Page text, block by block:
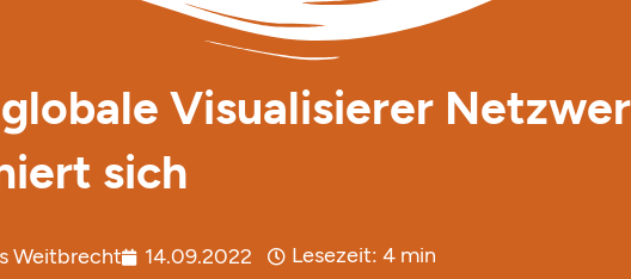
globale Visualisierer
sich
Weitbrecht 14.09.2022 Lesezeit: 4 min